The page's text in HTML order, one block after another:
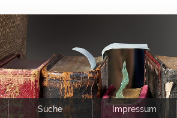
Suche Impressum